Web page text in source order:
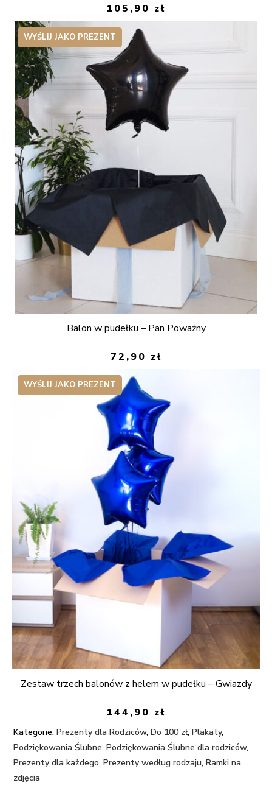
105,90 zł
WYŚLIJ JAKO PREZENT
Balon w pudełku – Pan Poważny
72,90 zł
WYŚLIJ JAKO PREZENT
Zestaw trzech balonów z helem w pudełku – Gwiazdy
144,90 zł
Kategorie: Prezenty dla Rodziców,Do 100 zł,Plakaty,
Podziękowania Ślubne,Podziękowania Ślubne dla rodziców,
Prezenty dla każdego,Prezenty według rodzaju,Ramki na
zdjęcia